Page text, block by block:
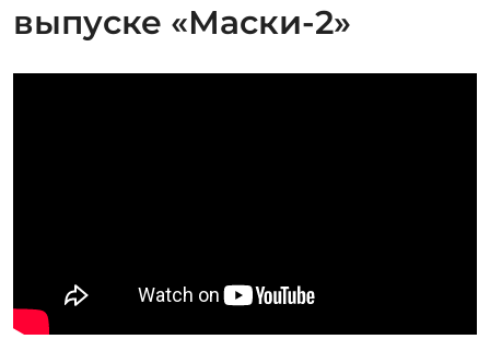
выпуске «Маски-2»